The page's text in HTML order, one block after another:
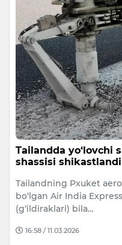
Tailandda yo‘lovchi
shassisi shikastlandi
Tailandning Pxuket
bo‘lgan Air India
(g‘ildiraklari) bila…
16:58 / 11.03.2026